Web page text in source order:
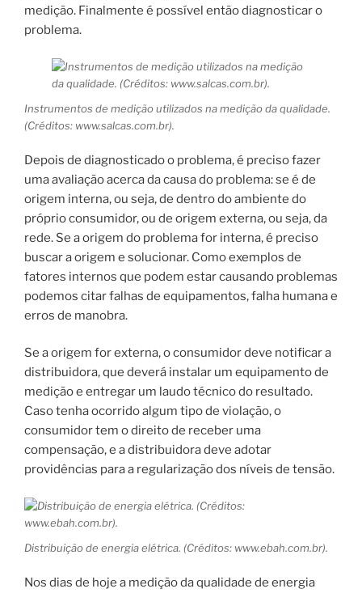
medição. Finalmente é possível então diagnosticar o
problema.
Instrumentos de medição utilizados na medição da qualidade.
(Créditos: www.salcas.com.br).
Depois de diagnosticado o problema, é preciso fazer
uma avaliação acerca da causa do problema: se é de
origem interna, ou seja, de dentro do ambiente do
próprio consumidor, ou de origem externa, ou seja, da
rede. Se a origem do problema for interna, é preciso
buscar a origem e solucionar. Como exemplos de
fatores internos que podem estar causando problemas
podemos citar falhas de equipamentos, falha humana e
erros de manobra.
Se a origem for externa, o consumidor deve notificar a
distribuidora, que deverá instalar um equipamento de
medição e entregar um laudo técnico do resultado.
Caso tenha ocorrido algum tipo de violação, o
consumidor tem o direito de receber uma
compensação, e a distribuidora deve adotar
providências para a regularização dos níveis de tensão.
Distribuição de energia elétrica. (Créditos: www.ebah.com.br).
Nos dias de hoje a medição da qualidade de energia